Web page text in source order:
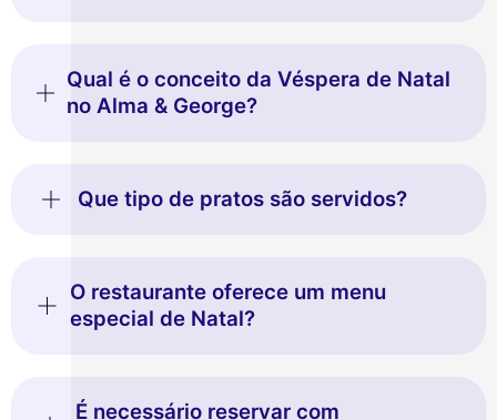
Qual é o conceito da Véspera de Natal
no Alma & George?
Que tipo de pratos são servidos?
O restaurante oferece um menu
especial de Natal?
É necessário reservar com